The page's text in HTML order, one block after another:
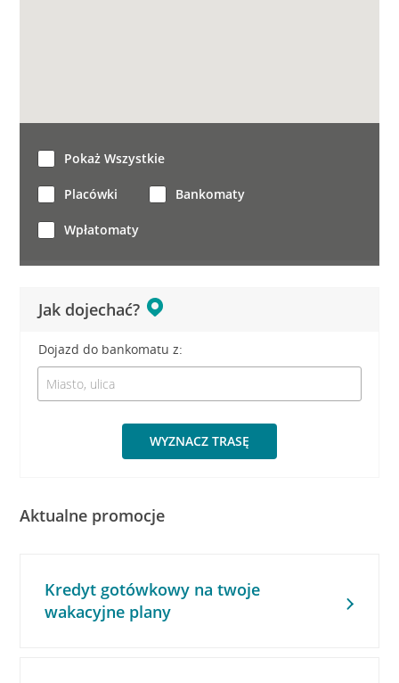
Jak dojechać?
Dojazd do bankomatu z:
WYZNACZ TRASĘ
Pokaż Wszystkie
Placówki Bankomaty
Wpłatomaty
Aktualne promocje
Kredyt gotówkowy na twoje
wakacyjne plany